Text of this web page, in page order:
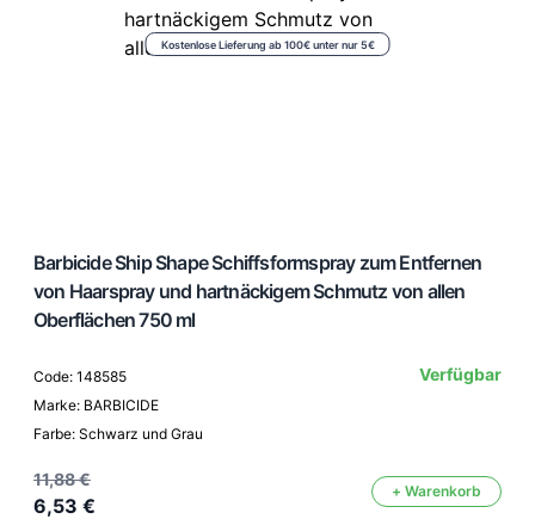
Kostenlose Lieferung ab 100€ unter nur 5€
Barbicide Ship Shape Schiffsformspray zum Entfernen
von Haarspray und hartnäckigem Schmutz von allen
Oberflächen 750 ml
Code: 148585
Marke: BARBICIDE
Farbe: Schwarz und Grau
Verfügbar
11,88 €
6,53 €
+ Warenkorb